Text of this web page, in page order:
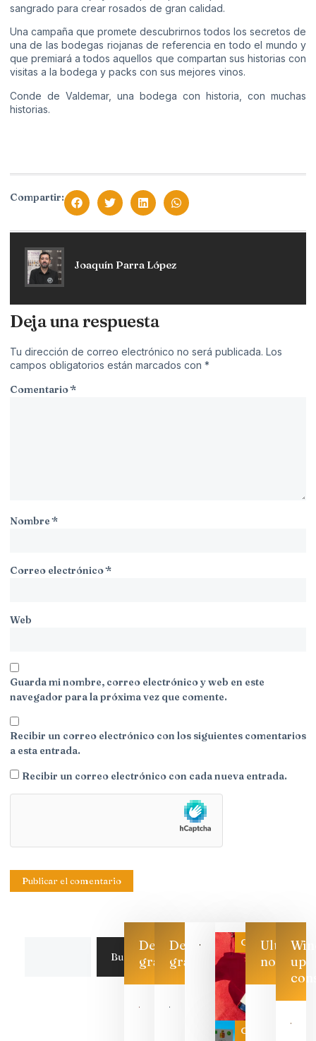
sangrado para crear rosados de gran calidad.
Una campaña que promete descubrirnos todos los secretos de
una de las bodegas riojanas de referencia en todo el mundo y
que premiará a todos aquellos que compartan sus historias con
visitas a la bodega y packs con sus mejores vinos.
Conde de Valdemar, una bodega con historia, con muchas
historias.
Compartir:
Joaquín Parra López
Deja una respuesta
Tu dirección de correo electrónico no será publicada. Los
campos obligatorios están marcados con *
Comentario*
Nombre*
Correo electrónico*
Web
Guarda mi nombre, correo electrónico y web en este
navegador para la próxima vez que comente.
Recibir un correo electrónico con los siguientes comentarios
a esta entrada.
Recibir un correo electrónico con cada nueva entrada.
Buscar
Descarga
gratis
Descarga
gratis
Categoría
Categoría
Ultimas
noticias
Las 7
que ya
up